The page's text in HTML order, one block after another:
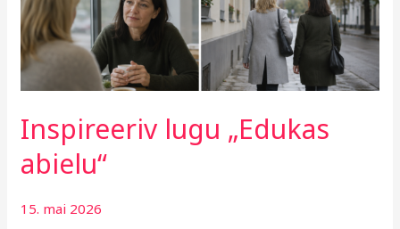
Inspireeriv lugu „Edukas
abielu“
15. mai 2026